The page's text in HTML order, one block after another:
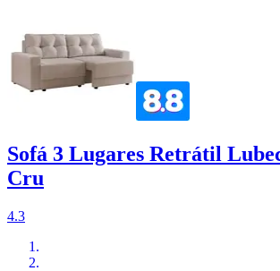
Sofá 3 Lugares Retrátil
Cru
4.3